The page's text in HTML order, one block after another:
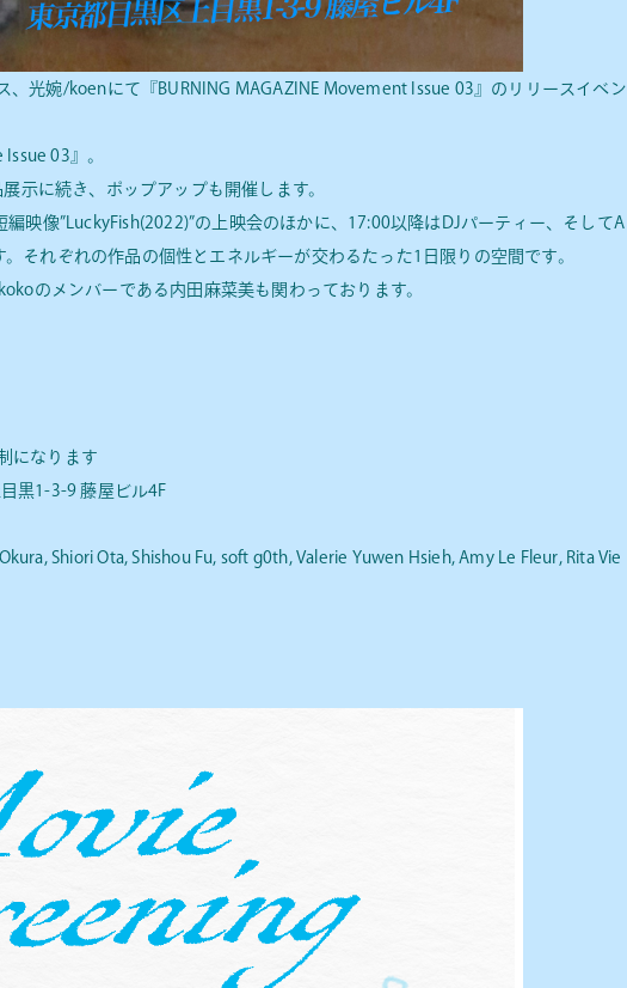
光婉/koenにて『BURNING MAGAZINE Movement Issue 03』のリリースイベン
03』。
示に続き、ポップアップも開催します。
映像”LuckyFish(2022)”の上映会のほかに、17:00以降はDJパーティー、そしてA
それぞれの作品の個性とエネルギーが交わるたった1日限りの空間です。
のメンバーである内田麻菜美も関わっております。
になります
黒1-3-9 藤屋ビル4F
Shiori Ota, Shishou Fu, soft g0th, Valerie Yuwen Hsieh, Amy Le Fleur, Rita Vie